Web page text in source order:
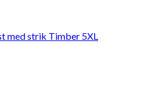
med strik Timber 5XL